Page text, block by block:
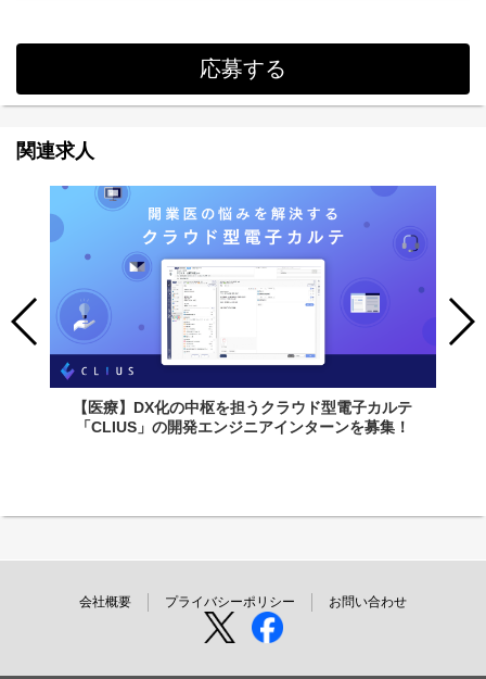
応募する
関連求人
【医療】DX化の中枢を担うクラウド型電子カルテ
「CLIUS」の開発エンジニアインターンを募集！
会社概要 プライバシーポリシー お問い合わせ